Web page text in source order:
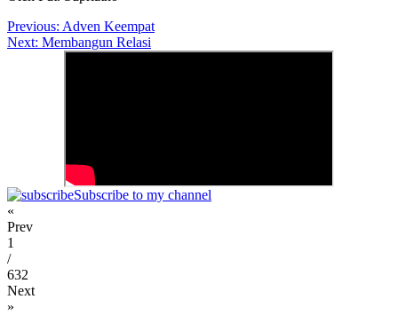
Post
navigation
Previous: Adven Keempat
Next: Membangun Relasi
Subscribe to my channel
«
Prev
1
/
632
Next
»